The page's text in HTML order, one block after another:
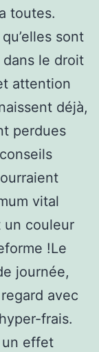
toutes.
sont
dans le droit
attention
déjà,
perdues
vital
un couleur
!Le
journée,
avec
frais.
un effet